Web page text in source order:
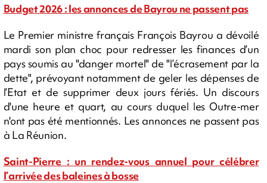
Budget 2026 : les annonces de Bayrou ne passent pas
Le Premier ministre français François Bayrou a dévoilé
mardi son plan choc pour redresser les finances d’un
pays soumis au "danger mortel" de "l’écrasement par la
dette", prévoyant notamment de geler les dépenses de
l’Etat et de supprimer deux jours fériés. Un discours
d'une heure et quart, au cours duquel les Outre-mer
n'ont pas été mentionnés. Les annonces ne passent pas
à La Réunion.
Saint-Pierre : un rendez-vous annuel pour célébrer
l’arrivée des baleines à bosse